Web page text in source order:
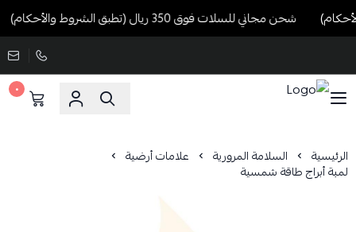
شحن مجاني للسلات فوق 350 ريال (تطبق الشروط والأحكام)
٠
الرئيسية السلامة المرورية علامات أرضية
لمبة أبراج طاقة شمسية